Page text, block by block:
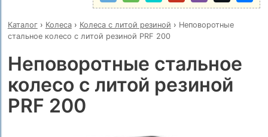
Каталог› Колеса› Колеса с литой резиной › Неповоротные
стальное колесо с литой резиной PRF 200
Неповоротные стальное
колесо с литой резиной
PRF 200